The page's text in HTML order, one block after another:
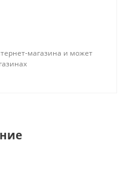
магазина и может